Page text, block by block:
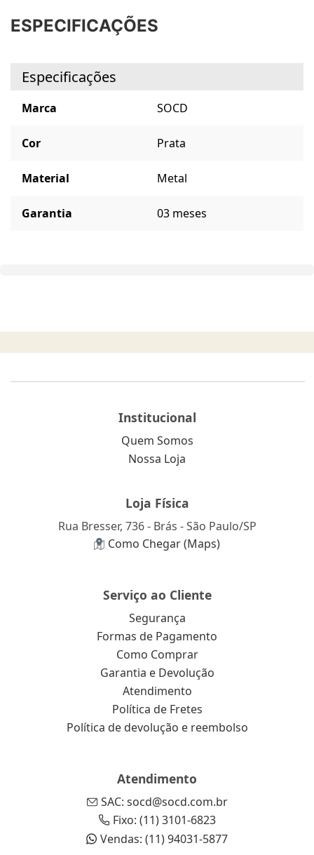
ESPECIFICAÇÕES
Especificações
Marca SOCD
Cor Prata
Material Metal
Garantia 03 meses
Institucional
Quem Somos
Nossa Loja
Loja Física
Rua Bresser, 736 - Brás - São Paulo/SP
Como Chegar (Maps)
Serviço ao Cliente
Segurança
Formas de Pagamento
Como Comprar
Garantia e Devolução
Atendimento
Política de Fretes
Política de devolução e reembolso
Atendimento
SAC: socd@socd.com.br
Fixo: (11) 3101-6823
Vendas: (11) 94031-5877